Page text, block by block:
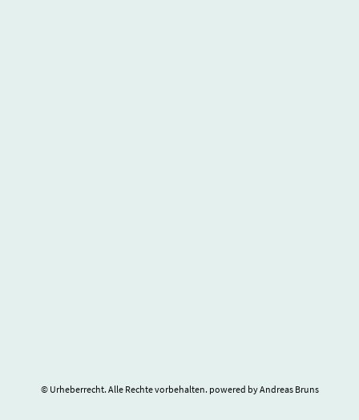
© Urheberrecht. Alle Rechte vorbehalten. powered by Andreas Bruns